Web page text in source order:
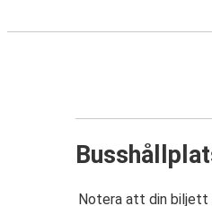
Notera att din biljett